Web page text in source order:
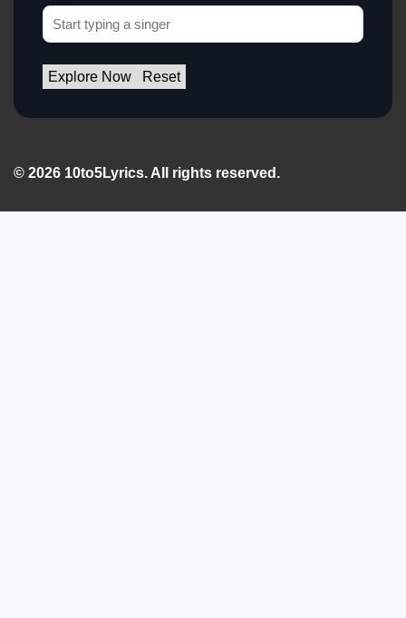
Explore Now Reset
© 2026 10to5Lyrics. All rights reserved.